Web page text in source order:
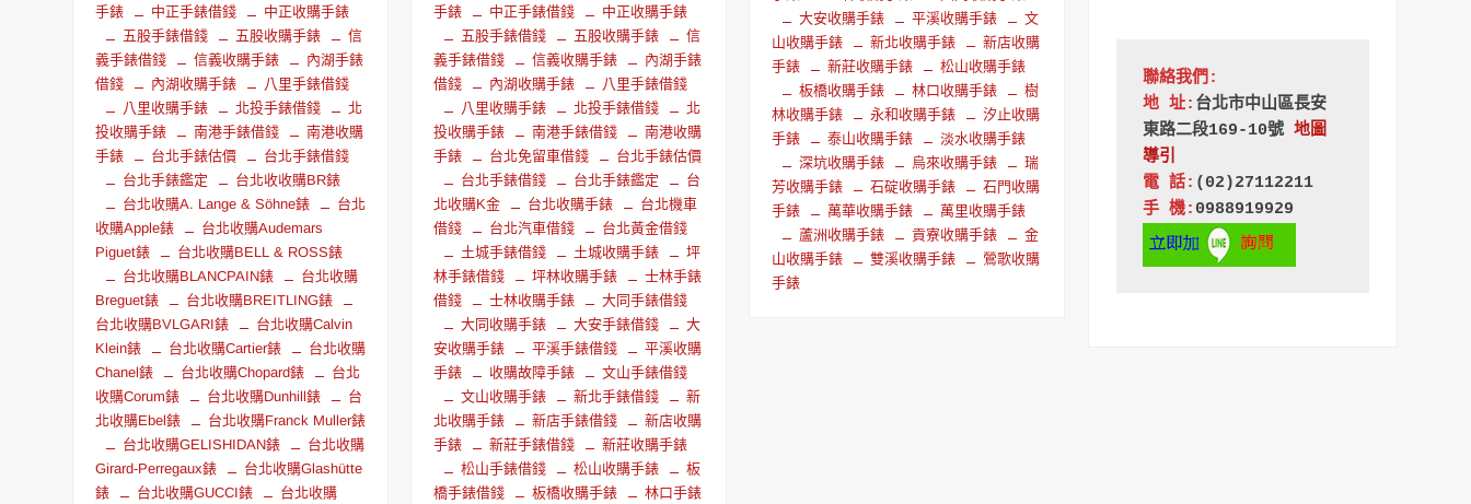
手錶
中正手錶借錢
中正收購手錶
五股手錶借錢
五股收購手錶
信
義手錶借錢
信義收購手錶
內湖手錶
借錢
內湖收購手錶
八里手錶借錢
八里收購手錶
北投手錶借錢
北
投收購手錶
南港手錶借錢
南港收購
手錶
台北手錶估價
台北手錶借錢
台北手錶鑑定
台北收收購BR錶
台北收購A. Lange & Söhne錶
台北
收購Apple錶
台北收購Audemars
Piguet錶
台北收購BELL & ROSS錶
台北收購BLANCPAIN錶
台北收購
Breguet錶
台北收購BREITLING錶
台北收購BVLGARI錶
台北收購Calvin
Klein錶
台北收購Cartier錶
台北收購
Chanel錶
台北收購Chopard錶
台北
收購Corum錶
台北收購Dunhill錶
台
北收購Ebel錶
台北收購Franck Muller錶
台北收購GELISHIDAN錶
台北收購
Girard-Perregaux錶
台北收購Glashütte
錶
台北收購GUCCI錶
台北收購
手錶
中正手錶借錢
中正收購手錶
五股手錶借錢
五股收購手錶
信
義手錶借錢
信義收購手錶
內湖手錶
借錢
內湖收購手錶
八里手錶借錢
八里收購手錶
北投手錶借錢
北
投收購手錶
南港手錶借錢
南港收購
手錶
台北免留車借錢
台北手錶估價
台北手錶借錢
台北手錶鑑定
台
北收購K金
台北收購手錶
台北機車
借錢
台北汽車借錢
台北黃金借錢
土城手錶借錢
土城收購手錶
坪
林手錶借錢
坪林收購手錶
士林手錶
借錢
士林收購手錶
大同手錶借錢
大同收購手錶
大安手錶借錢
大
安收購手錶
平溪手錶借錢
平溪收購
手錶
收購故障手錶
文山手錶借錢
文山收購手錶
新北手錶借錢
新
北收購手錶
新店手錶借錢
新店收購
手錶
新莊手錶借錢
新莊收購手錶
松山手錶借錢
松山收購手錶
板
橋手錶借錢
板橋收購手錶
林口手錶
大安收購手錶
平溪收購手錶
文
山收購手錶
新北收購手錶
新店收購
手錶
新莊收購手錶
松山收購手錶
板橋收購手錶
林口收購手錶
樹
林收購手錶
永和收購手錶
汐止收購
手錶
泰山收購手錶
淡水收購手錶
深坑收購手錶
烏來收購手錶
瑞
芳收購手錶
石碇收購手錶
石門收購
手錶
萬華收購手錶
萬里收購手錶
蘆洲收購手錶
貢寮收購手錶
金
山收購手錶
雙溪收購手錶
鶯歌收購
手錶
聯絡我們:
地 址: 台北市中山區長安
東路二段169-10號 地圖
導引
電 話: (02)27112211
手 機: 0988919929